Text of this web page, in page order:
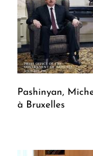
Pashinyan,
à Bruxelles